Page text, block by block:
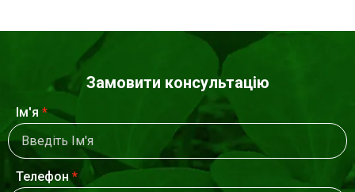
Замовити консультацію
Ім'я *
Телефон*